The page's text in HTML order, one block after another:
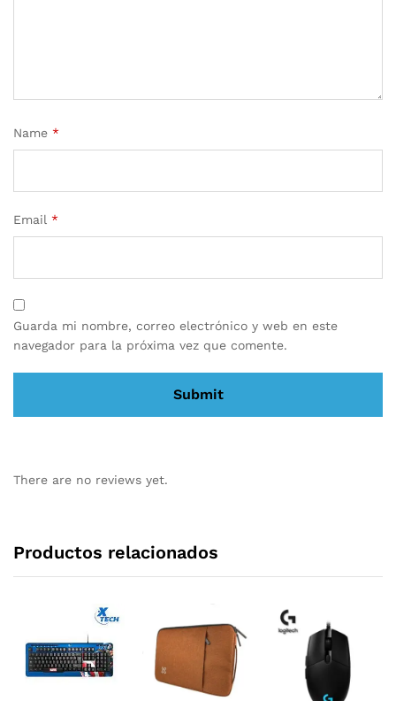
Name *
Email *
Guarda mi nombre, correo electrónico y web en este
navegador para la próxima vez que comente.
There are no reviews yet.
Productos relacionados